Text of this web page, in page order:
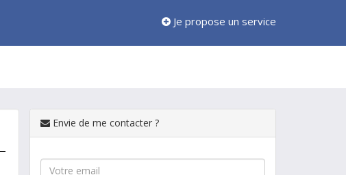
Je propose un service
Envie de me contacter ?